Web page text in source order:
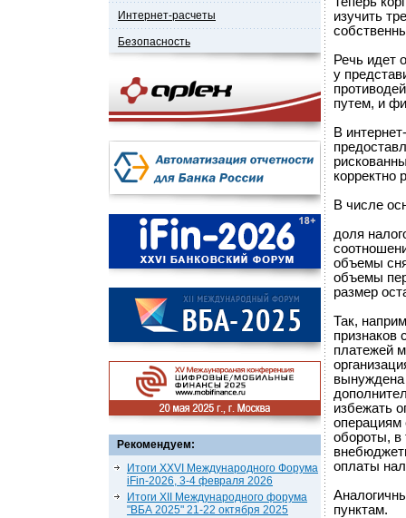
Интернет-расчеты
Безопасность
Рекомендуем:
Итоги XXVI Международного Форума
iFin-2026, 3-4 февраля 2026
Итоги XII Международного форума
"ВБА 2025" 21-22 октября 2025
изучить
Речь идет
у
путем, и
В
корректно
В числе
доля
объемы
объемы
размер
Так,
признаков
платежей
вынуждена
избежать
операциям
обороты, в
оплаты
пунктам.